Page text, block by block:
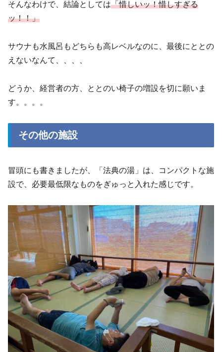
そんなわけで、結論としては「惜しいッ！惜しすぎる
ッ！！」
サウナも水風呂もどちらも高レベルなのに、最後にととの
えないなんて、、、、
どうか、経営者の方、ととのい椅子の増設を切に願いま
す。。。。
その他の施設
冒頭にも書きましたが、「法典の湯」は、コンパクトな施
設で、必要最低限なものをぎゅっと入れた感じです。